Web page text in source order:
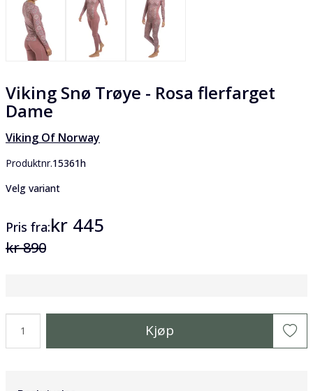
Viking Snø Trøye - Rosa flerfarget
Dame
Viking Of Norway
Produktnr.15361h
Velg variant
Pris fra kr 445
kr 890
Kjøp